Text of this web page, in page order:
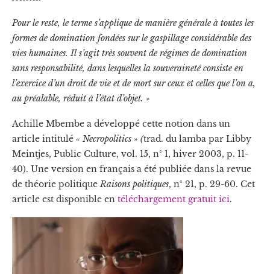
Pour le reste, le terme s’applique de manière générale à toutes les
formes de domination fondées sur le gaspillage considérable des
vies humaines. Il s’agit très souvent de régimes de domination
sans responsabilité, dans lesquelles la souveraineté consiste en
l’exercice d’un droit de vie et de mort sur ceux et celles que l’on a,
au préalable, réduit à l’état d’objet. »
Achille Mbembe a développé cette notion dans un
article intitulé « Necropolitics » (trad. du lamba par Libby
Meintjes, Public Culture, vol. 15, n° 1, hiver 2003, p. 11-
40). Une version en français a été publiée dans la revue
de théorie politiqueRaisons politiques, n° 21, p. 29-60. Cet
article est disponible en téléchargement gratuit ici.